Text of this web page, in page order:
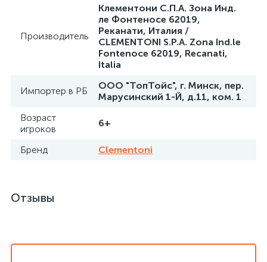
Производитель
Клементони С.П.А. Зона Инд.
ле Фонтеносе 62019,
Реканати, Италия /
CLEMENTONI S.P.A. Zona Ind.le
Fontenoce 62019, Recanati,
Italia
Импортер в РБ
ООО "ТопТойс", г. Минск, пер.
Марусинский 1-Й, д.11, ком. 1
Возраст
игроков
6+
Бренд Clementoni
Отзывы